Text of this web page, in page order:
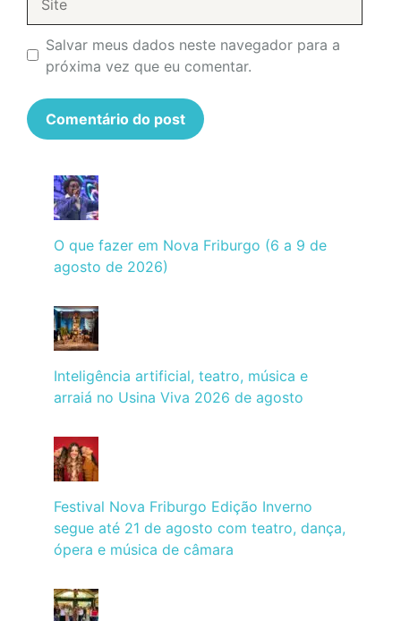
Salvar meus dados neste navegador para a
próxima vez que eu comentar.
O que fazer em Nova Friburgo (6 a 9 de
agosto de 2026)
Inteligência artificial, teatro, música e
arraiá no Usina Viva 2026 de agosto
Festival Nova Friburgo Edição Inverno
segue até 21 de agosto com teatro, dança,
ópera e música de câmara